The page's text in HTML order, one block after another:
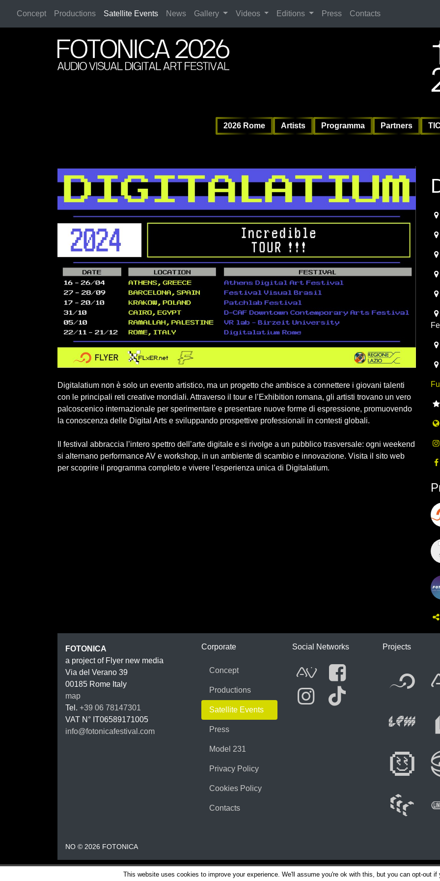
2026 Rome
Concept Productions Satellite Events News Gallery Videos Editions Press Contacts
2026 Rome
Artists Programma Partners
Digitalatium non è solo un evento artistico, ma un progetto che ambisce a connettere i giovani talenti
con le principali reti creative mondiali. Attraverso il tour e l’Exhibition romana, gli artisti trovano un vero
palcoscenico internazionale per sperimentare e presentare nuove forme di espressione, promuovendo
la conoscenza delle Digital Arts e sviluppando prospettive professionali in contesti globali.
Il festival abbraccia l’intero spettro dell’arte digitale e si rivolge a un pubblico trasversale: ogni weekend
si alternano performance AV e workshop, in un ambiente di scambio e innovazione. Visita il sito web
per scoprire il programma completo e vivere l’esperienza unica di Digitalatium.
FOTONICA
FOTONICA
a project of Flyer new media
Via del Verano 39
00185 Rome Italy
map
Tel. +39 06 78147301
VAT N° IT06589171005
info@fotonicafestival.com
Corporate
Concept
Productions
Satellite Events
Press
Model 231
Privacy Policy
Cookies Policy
Contacts
Social Networks
AVnodeFacebook
Projects
NO © 2026 FOTONICA
This website uses cookies to improve your experience. We'll assume you're ok with this, but you can opt-out if